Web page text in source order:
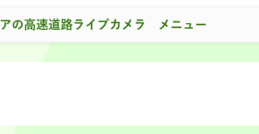
の高速道路ライブカメラ メニュー